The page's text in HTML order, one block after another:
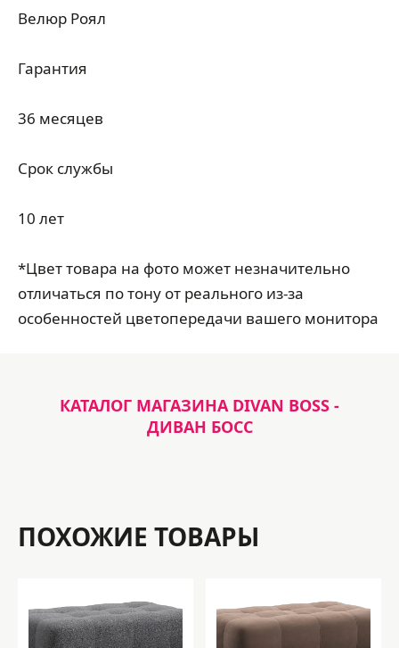
Велюр Роял
Гарантия
36 месяцев
Срок службы
10 лет
*Цвет товара на фото может незначительно
отличаться по тону от реального из-за
особенностей цветопередачи вашего монитора
КАТАЛОГ МАГАЗИНА DIVAN BOSS -
ДИВАН БОСС
ПОХОЖИЕ ТОВАРЫ